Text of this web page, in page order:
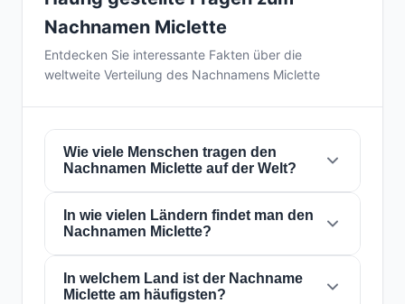
Nachnamen Miclette
Entdecken Sie interessante Fakten über die
weltweite Verteilung des Nachnamens Miclette
Wie viele Menschen tragen den
Nachnamen Miclette auf der Welt?
Derzeit gibt es weltweit etwa627 Personen
mit dem NachnamenMiclette
dass etwa 1 von12,759,171 Personenauf der
Welt diesen Nachnamen trägt. Er ist in4
Ländernpräsent, was seine globale
In wie vielen Ländern findet man den
Nachnamen Miclette?
Der NachnameMicletteist in4 Ländernauf
der ganzen Welt präsent. Dies klassifiziert ihn
In welchem Land ist der Nachname
Miclette am häufigsten?